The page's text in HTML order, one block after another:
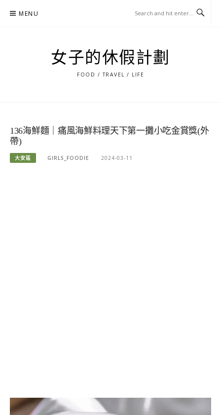
MENU
女子的休假計劃
FOOD / TRAVEL / LIFE
136海鮮麵｜痛風海鮮料理天下第一攤小吃金賞獎(外
帶)
大安區 GIRLS_FOODIE 2024-03-11